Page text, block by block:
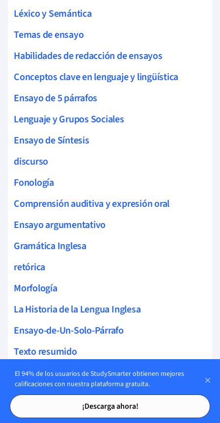
Tarjetas de estudio
Tarjetas de estudio
Léxico y Semántica
Temas de ensayo
Habilidades de redacción de ensayos
Conceptos clave en lenguaje y lingüística
Ensayo de 5 párrafos
Lenguaje y Grupos Sociales
Ensayo de Síntesis
discurso
Fonología
Comprensión auditiva y expresión oral
Ensayo argumentativo
Gramática Inglesa
retórica
Morfología
La Historia de la Lengua Inglesa
Ensayo-de-Un-Solo-Párrafo
Texto resumido
Semiótica
Correo electrónico
Ensayo de Análisis Retórico
El 94% de los usuarios de StudySmarter obtienen mejores
calificaciones con nuestra plataforma gratuita.
¡Descarga ahora!